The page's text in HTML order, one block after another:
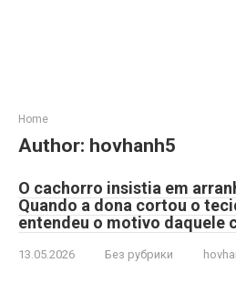
Home
Author: hovhanh5
O cachorro insistia em
Quando a dona cortou o
entendeu o motivo daquele
13.05.2026 Без рубрики